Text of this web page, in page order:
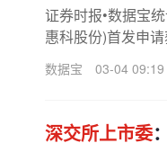
证券时报•数据宝
惠科股份)首发申
数据宝 03-04 09:19
深交所上市委